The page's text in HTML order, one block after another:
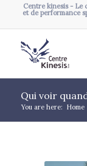
Centre kinesis - Le
et de performance
Qui voir
You are here: Home